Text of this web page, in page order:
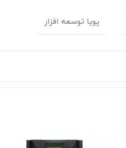
پویا توسعه افزار